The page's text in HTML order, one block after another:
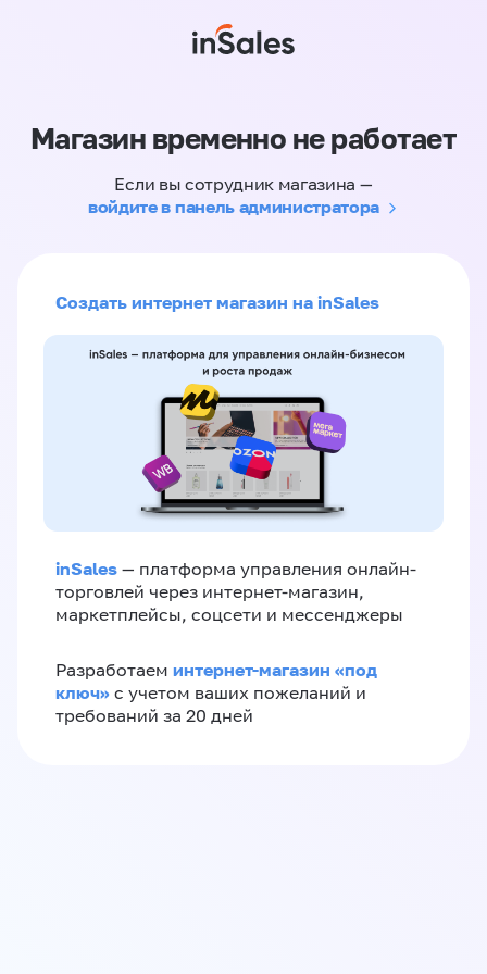
Магазин временно не работает
Если вы сотрудник магазина —
войдите в панель администратора
Создать интернет магазин на inSales
inSales — платформа управления онлайн-
торговлей через интернет-магазин,
маркетплейсы, соцсети и мессенджеры
Разработаем интернет-магазин «‎под
ключ»‎ с учетом ваших пожеланий и
требований за 20 дней